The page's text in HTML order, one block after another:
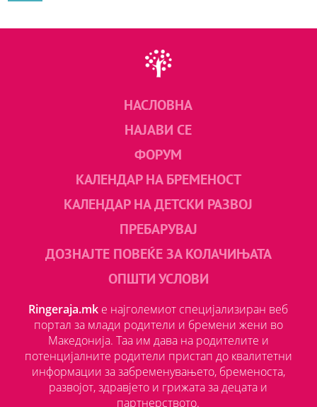
НАСЛОВНА
НАЈАВИ СЕ
ФОРУМ
КАЛЕНДАР НА БРЕМЕНОСТ
КАЛЕНДАР НА ДЕТСКИ РАЗВОЈ
ПРЕБАРУВАЈ
ДОЗНАЈТЕ ПОВЕЌЕ ЗА КОЛАЧИЊАТА
ОПШТИ УСЛОВИ
Ringeraja.mk е најголемиот специјализиран веб
портал за млади родители и бремени жени во
Македонија. Таа им дава на родителите и
потенцијалните родители пристап до квалитетни
информации за забременувањето, бременоста,
развојот, здравјето и грижата за децата и
партнерството.